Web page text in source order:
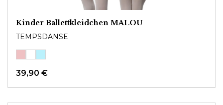
Kinder Ballettkleidchen MALOU
TEMPSDANSE
39,90 €